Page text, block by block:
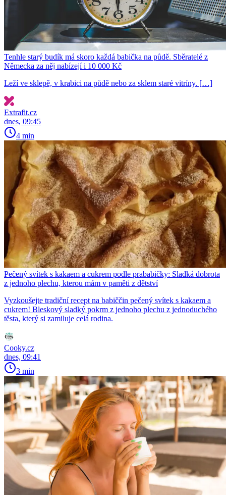
Tenhle starý budík má skoro každá babička na půdě. Sběratelé z
Německa za něj nabízejí i 10 000 Kč
Leží ve sklepě, v krabici na půdě nebo za sklem staré vitríny. […]
Extrafit.cz
dnes, 09:45
4 min
Pečený svítek s kakaem a cukrem podle prababičky: Sladká dobrota
z jednoho plechu, kterou mám v paměti z dětství
Vyzkoušejte tradiční recept na babiččin pečený svítek s kakaem a
cukrem! Bleskový sladký pokrm z jednoho plechu z jednoduchého
těsta, který si zamiluje celá rodina.
Cooky.cz
dnes, 09:41
3 min